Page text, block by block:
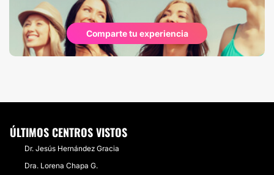
Comparte tu experiencia
ÚLTIMOS CENTROS VISTOS
Dr. Jesús Hernández Gracia
Dra. Lorena Chapa G.